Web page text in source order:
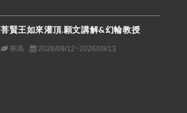
菩賢王如來灌頂.願文講解&幻輪教授
寧瑪 2026/09/12~2026/09/13